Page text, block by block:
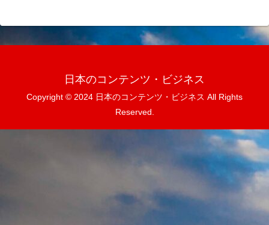
日本のコンテンツ・ビジネス
Copyright © 2024 日本のコンテンツ・ビジネス All Rights
Reserved.